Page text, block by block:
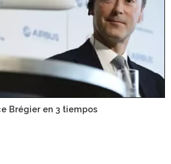
Brégier en 3 tiempos